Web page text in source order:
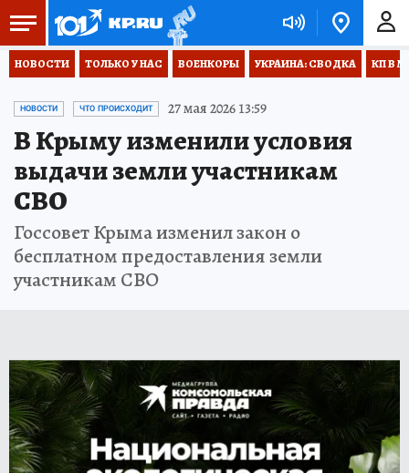
НОВОСТИ ТОЛЬКО У НАС ВОЕНКОРЫ УКРАИНА: СВОДКА КП В
НОВОСТИ ЧТО ПРОИСХОДИТ 27 мая 2026 13:59
В Крыму изменили условия
выдачи земли участникам
СВО
Госсовет Крыма изменил закон о
бесплатном предоставления земли
участникам СВО